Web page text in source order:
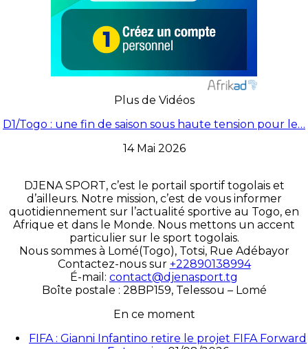
Plus de Vidéos
D1/Togo : une fin de saison sous haute tension pour le…
14 Mai 2026
DJENA SPORT, c’est le portail sportif togolais et
d’ailleurs. Notre mission, c’est de vous informer
quotidiennement sur l’actualité sportive au Togo, en
Afrique et dans le Monde. Nous mettons un accent
particulier sur le sport togolais.
Nous sommes à Lomé(Togo), Totsi, Rue Adébayor
Contactez-nous sur +22890138994
É-mail: contact@djenasport.tg
Boîte postale : 28BP159, Telessou – Lomé
En ce moment
FIFA : Gianni Infantino retire le projet FIFA Forward